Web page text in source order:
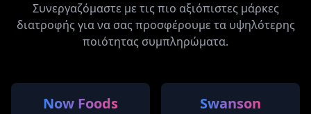
Συνεργαζόμαστε με τις πιο αξιόπιστες μάρκες
διατροφής για να σας προσφέρουμε τα υψηλότερης
ποιότητας συμπληρώματα.
Now Foods Swanson